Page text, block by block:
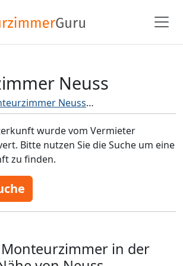
Neuss
Neuss
wurde vom Vermieter
Bitte nutzen Sie die Suche um eine
zu finden.
in der